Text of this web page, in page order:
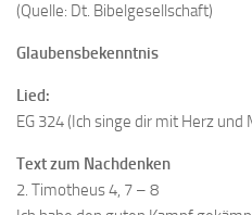
(Quelle: Dt. Bibelgesellschaft)
Glaubensbekenntnis
Lied:
EG 324 (Ich singe dir mit Herz und
Text zum Nachdenken
2. Timotheus 4, 7 – 8